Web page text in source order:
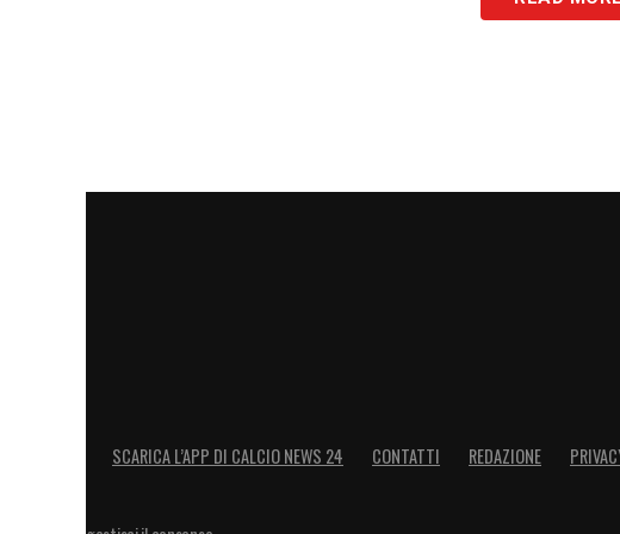
SCARICA L’APP DI CALCIO NEWS 24 CONTATTI REDAZIONE